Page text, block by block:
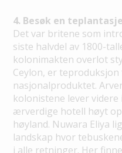
4. Besøk en teplantasje
Det var britene som
siste halvdel av 1800-
kolonimakten overlot
Ceylon, er
nasjonalproduktet.
kolonistene lever
ærverdige hotell høyt
høyland. Nuwara Eliya
landskap hvor
i alle retninger. Her